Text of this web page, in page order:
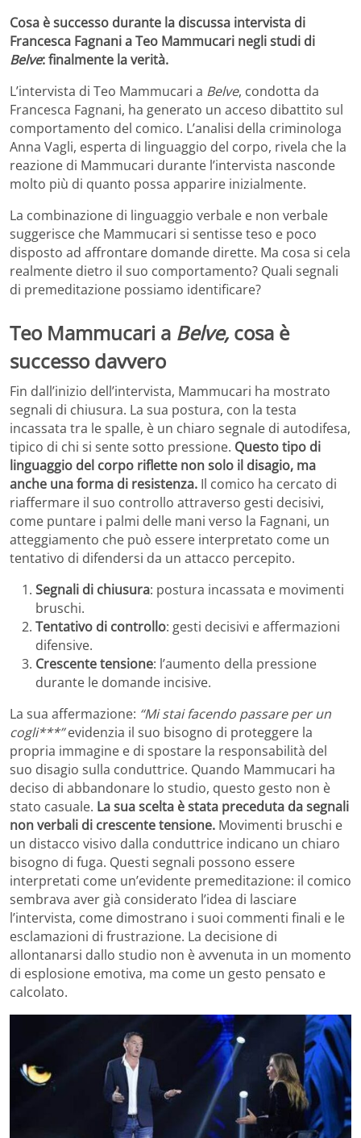
Cosa è successo durante la discussa intervista di
Francesca Fagnani a Teo Mammucari negli studi di
Belve: finalmente la verità.
L’intervista di Teo Mammucari a Belve, condotta da
Francesca Fagnani, ha generato un acceso dibattito sul
comportamento del comico. L’analisi della criminologa
Anna Vagli, esperta di linguaggio del corpo, rivela che la
reazione di Mammucari durante l’intervista nasconde
molto più di quanto possa apparire inizialmente.
La combinazione di linguaggio verbale e non verbale
suggerisce che Mammucari si sentisse teso e poco
disposto ad affrontare domande dirette. Ma cosa si cela
realmente dietro il suo comportamento? Quali segnali
di premeditazione possiamo identificare?
Teo Mammucari a Belve, cosa è
successo davvero
Fin dall’inizio dell’intervista, Mammucari ha mostrato
segnali di chiusura. La sua postura, con la testa
incassata tra le spalle, è un chiaro segnale di autodifesa,
tipico di chi si sente sotto pressione. Questo tipo di
linguaggio del corpo riflette non solo il disagio, ma
anche una forma di resistenza. Il comico ha cercato di
riaffermare il suo controllo attraverso gesti decisivi,
come puntare i palmi delle mani verso la Fagnani, un
atteggiamento che può essere interpretato come un
tentativo di difendersi da un attacco percepito.
Segnali di chiusura: postura incassata e movimenti
bruschi.
Tentativo di controllo: gesti decisivi e affermazioni
difensive.
Crescente tensione: l’aumento della pressione
durante le domande incisive.
La sua affermazione: “Mi stai facendo passare per un
cogli***”evidenzia il suo bisogno di proteggere la
propria immagine e di spostare la responsabilità del
suo disagio sulla conduttrice. Quando Mammucari ha
deciso di abbandonare lo studio, questo gesto non è
stato casuale. La sua scelta è stata preceduta da segnali
non verbali di crescente tensione. Movimenti bruschi e
un distacco visivo dalla conduttrice indicano un chiaro
bisogno di fuga. Questi segnali possono essere
interpretati come un’evidente premeditazione: il comico
sembrava aver già considerato l’idea di lasciare
l’intervista, come dimostrano i suoi commenti finali e le
esclamazioni di frustrazione. La decisione di
allontanarsi dallo studio non è avvenuta in un momento
di esplosione emotiva, ma come un gesto pensato e
calcolato.